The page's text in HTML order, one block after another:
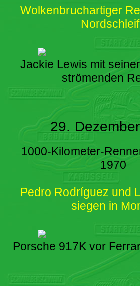
Wolkenbruchartiger
Jackie Lewis mit
strömenden
29.
1000-Kilometer-
1970
Pedro Rodríguez und
siegen in
Porsche 917K vor